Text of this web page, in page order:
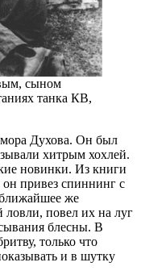
сыном
танка КВ,
Духова. Он был
хитрым хохлей.
новинки. Из книги
привез спиннинг с
же
ловли, повел их на луг
блесны. В
только что
и в шутку